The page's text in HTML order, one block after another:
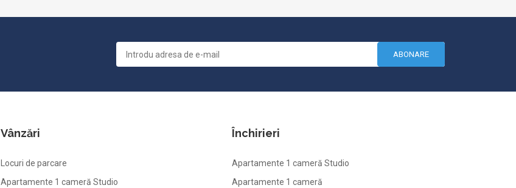
ABONARE
Vânzări
Locuri de parcare
Apartamente 1 cameră Studio
Închirieri
Apartamente 1 cameră Studio
Apartamente 1 cameră